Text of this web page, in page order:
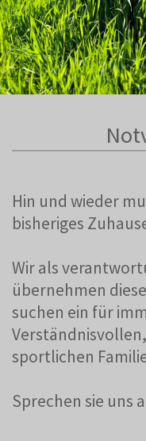
Hin und wieder
bisheriges
Wir als
übernehmen
suchen ein für
Verständnisvollen,
sportlichen
Sprechen sie uns